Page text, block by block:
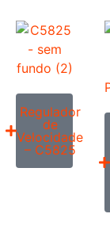
Regulador
de
Velocidade
– C5825